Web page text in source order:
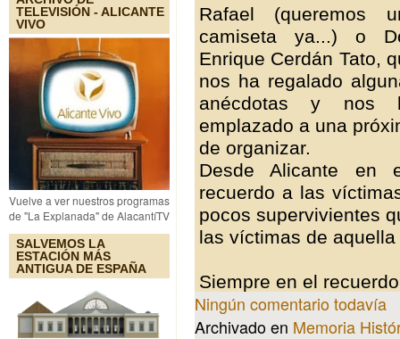
TELEVISIÓN - ALICANTE
VIVO
Vuelve a ver nuestros programas
de "La Explanada" de AlacantíTV
SALVEMOS LA
ESTACIÓN MÁS
ANTIGUA DE ESPAÑA
Rafael (queremos
camiseta ya...) o
Enrique Cerdán Tato,
nos ha regalado
anécdotas y nos
emplazado a una
de organizar.
Desde Alicante en
recuerdo a las
pocos supervivientes
las víctimas de
Siempre en el
Ningún comentario todavía
Archivado en Memoria